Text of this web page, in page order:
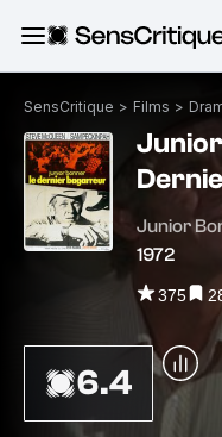
SensCritique > Films >
Junior
1972
375
6.4